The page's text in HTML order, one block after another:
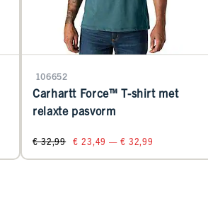
106652
Carhartt Force™ T-shirt met
relaxte pasvorm
€ 32,99 € 23,49 — € 32,99